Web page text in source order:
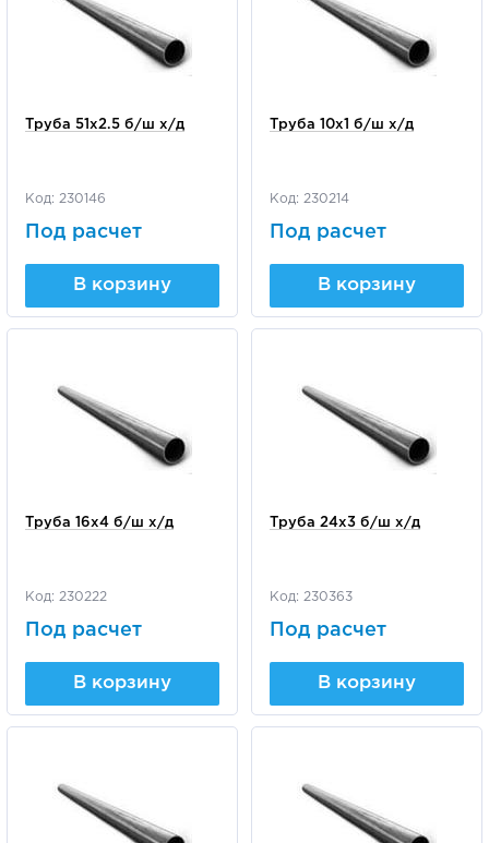
Труба 51х2.5 б/ш х/д
Код: 230146
Под расчет
В корзину
Труба 10х1 б/ш х/д
Код: 230214
Под расчет
В корзину
Труба 16х4 б/ш х/д
Код: 230222
Под расчет
В корзину
Труба 24х3 б/ш х/д
Код: 230363
Под расчет
В корзину